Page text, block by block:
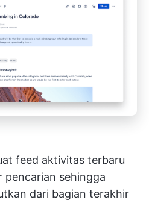
feed aktivitas terbaru
pencarian sehingga
dari bagian terakhir